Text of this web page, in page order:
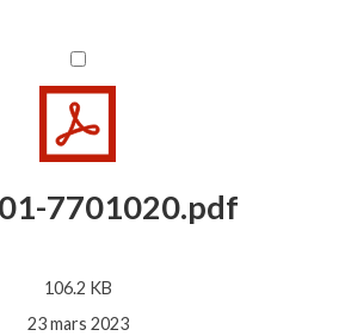
7701020.pdf
106.2 KB
23 mars 2023